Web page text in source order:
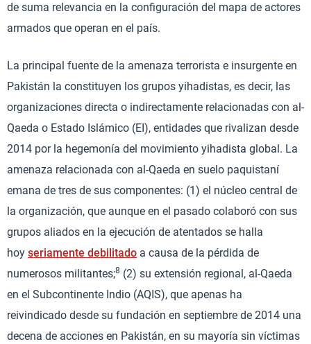
de suma relevancia en la configuración del mapa de actores
armados que operan en el país.
La principal fuente de la amenaza terrorista e insurgente en
Pakistán la constituyen los grupos yihadistas, es decir, las
organizaciones directa o indirectamente relacionadas con al-
Qaeda o Estado Islámico (EI), entidades que rivalizan desde
2014 por la hegemonía del movimiento yihadista global. La
amenaza relacionada con al-Qaeda en suelo paquistaní
emana de tres de sus componentes: (1) el núcleo central de
la organización, que aunque en el pasado colaboró con sus
grupos aliados en la ejecución de atentados se halla
hoy seriamente debilitado a causa de la pérdida de
numerosos militantes;8 (2) su extensión regional, al-Qaeda
en el Subcontinente Indio (AQIS), que apenas ha
reivindicado desde su fundación en septiembre de 2014 una
decena de acciones en Pakistán, en su mayoría sin víctimas